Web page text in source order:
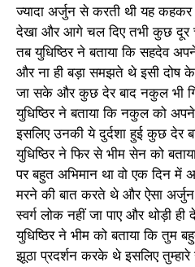
ज्यादा अर्जुन से करती थी यह कहकर
देखा और आगे चल दिए तभी कुछ दूर
तब युधिष्ठिर ने बताया कि सहदेव
और ना ही बड़ा समझते थे इसी दोष के
जा सके और कुछ देर बाद नकुल भी
युधिष्ठिर ने बताया कि नकुल को
इसलिए उनकी ये दुर्दशा हुई कुछ देर
युधिष्ठिर ने फिर से भीम सेन को
पर बहुत अभिमान था वो एक दिन में
मरने की बात करते थे और ऐसा अर्जुन
स्वर्ग लोक नहीं जा पाए और थोड़ी
युधिष्ठिर ने भीम को बताया कि
झूठा प्रदर्शन करके थे इसलिए